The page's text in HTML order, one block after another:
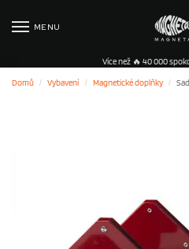
MENU
Více než 🔥 40 000
Domů
/ Vybavení / Magnetické doplňky /